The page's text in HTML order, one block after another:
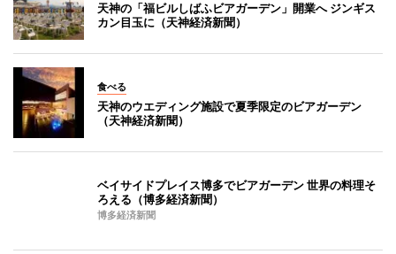
天神の「福ビルしばふビアガーデン」開業へ ジンギス
カン目玉に（天神経済新聞）
食べる
天神のウエディング施設で夏季限定のビアガーデン
（天神経済新聞）
ベイサイドプレイス博多でビアガーデン 世界の料理そ
ろえる（博多経済新聞）
博多経済新聞